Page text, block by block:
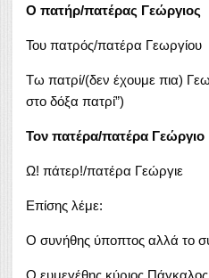
Ο πατήρ/πατέρας Γεώργιος
Του πατρός/πατέρα Γεωργίου
Τω πατρί/(δεν έχουμε πια)
στο δόξα πατρί”)
Τον πατέρα/πατέρα Γεώργιο
Ω! πάτερ!/πατέρα Γεώργιε
Επίσης λέμε:
Ο συνήθης ύποπτος αλλά το
Ο ευμεγέθης κύριος